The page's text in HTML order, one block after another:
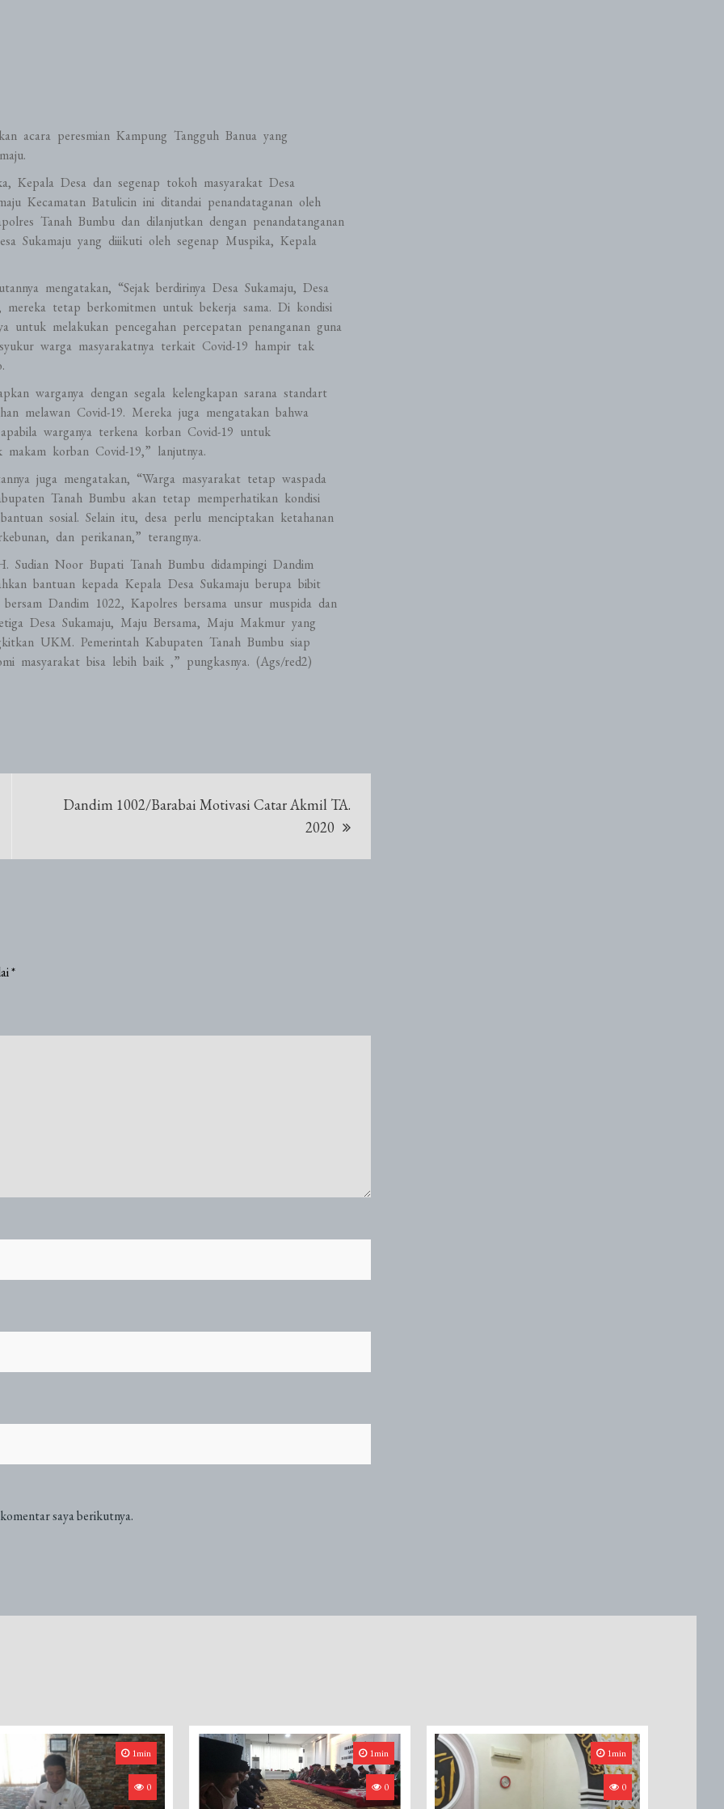
acara peresmian Kampung Tangguh Banua yang
Kepala Desa dan segenap tokoh masyarakat Desa
Kecamatan Batulicin ini ditandai penandataganan oleh
Tanah Bumbu dan dilanjutkan dengan penandatanganan
Sukamaju yang diiikuti oleh segenap Muspika, Kepala
mengatakan, “Sejak berdirinya Desa Sukamaju, Desa
tetap berkomitmen untuk bekerja sama. Di kondisi
untuk melakukan pencegahan percepatan penanganan guna
warga masyarakatnya terkait Covid-19 hampir tak
warganya dengan segala kelengkapan sarana standart
melawan Covid-19. Mereka juga mengatakan bahwa
warganya terkena korban Covid-19 untuk
makam korban Covid-19,” lanjutnya.
juga mengatakan, “Warga masyarakat tetap waspada
Tanah Bumbu akan tetap memperhatikan kondisi
sosial. Selain itu, desa perlu menciptakan ketahanan
dan perikanan,” terangnya.
Sudian Noor Bupati Tanah Bumbu didampingi Dandim
bantuan kepada Kepala Desa Sukamaju berupa bibit
Dandim 1022, Kapolres bersama unsur muspida dan
Desa Sukamaju, Maju Bersama, Maju Makmur yang
UKM. Pemerintah Kabupaten Tanah Bumbu siap
masyarakat bisa lebih baik ,” pungkasnya. (Ags/red2)
Dandim 1002/Barabai Motivasi Catar Akmil TA.
2020
*
saya berikutnya.
1min
0
1min
0
1min
0